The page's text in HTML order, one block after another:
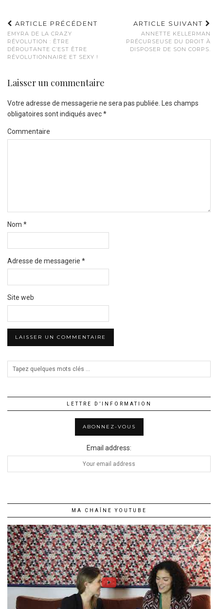
ARTICLE PRÉCÉDENT
EMYRA DE LA CRAZY
RÉVOLUTION : ÊTRE
DÉROUTANTE C’EST ÊTRE
RÉVOLUTIONNAIRE ET SEXY !
ARTICLE SUIVANT
ANNETTE KELLERMAN
PRÉCURSEUSE DU DROIT À
DISPOSER DE SON CORPS.
Laisser un commentaire
Votre adresse de messagerie ne sera pas publiée. Les champs
obligatoires sont indiqués avec*
Commentaire
Nom *
Adresse de messagerie *
Site web
LETTRE D’INFORMATION
Email address:
MA CHAÎNE YOUTUBE